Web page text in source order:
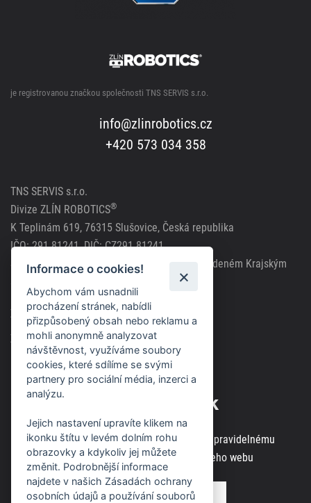
je registrovanou značkou společnosti TNS SERVIS s.r.o.
info@zlinrobotics.cz
+420 573 034 358
TNS SERVIS s.r.o.
Divize ZLÍN ROBOTICS®
K Teplinám 619, 76315 Slušovice, Česká republika
IČO: 291 81241, DIČ: CZ291 81241
Společnost zapsána v obchodním rejstříku vedeném Krajským
soudem v Brně, spisová značka C63717
Zásady použití cookies
Zásady ochrany osobních údajů
Odběr novinek
Zaregistrujte svou e-mailovou adresu k pravidelnému
odběru aktuálních informací z našeho webu
Informace o cookies!
Abychom vám usnadnili
procházení stránek, nabídli
přizpůsobený obsah nebo reklamu a
mohli anonymně analyzovat
návštěvnost, využíváme soubory
cookies, které sdílíme se svými
partnery pro sociální média, inzerci a
analýzu.
Jejich nastavení upravíte klikem na
ikonku štítu v levém dolním rohu
obrazovky a kdykoliv jej můžete
změnit. Podrobnější informace
najdete v našich Zásadách ochrany
osobních údajů a používání souborů